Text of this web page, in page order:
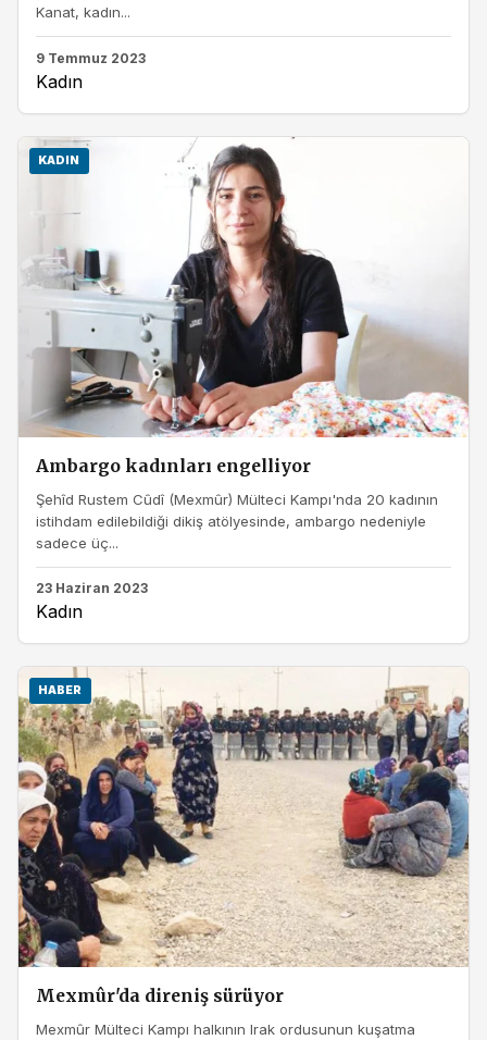
Kanat, kadın...
9 Temmuz 2023
Kadın
KADIN
Ambargo kadınları engelliyor
Şehîd Rustem Cûdî (Mexmûr) Mülteci Kampı'nda 20 kadının
istihdam edilebildiği dikiş atölyesinde, ambargo nedeniyle
sadece üç...
23 Haziran 2023
Kadın
HABER
Mexmûr'da direniş sürüyor
Mexmûr Mülteci Kampı halkının Irak ordusunun kuşatma